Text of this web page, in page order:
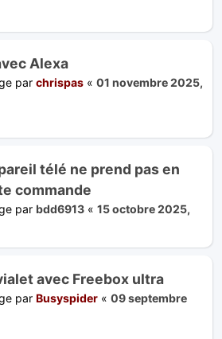
Alexa
par chrispas « 01 novembre 2025,
télé ne prend pas en
commande
par bdd6913 « 15 octobre 2025,
avec Freebox ultra
par Busyspider « 09 septembre